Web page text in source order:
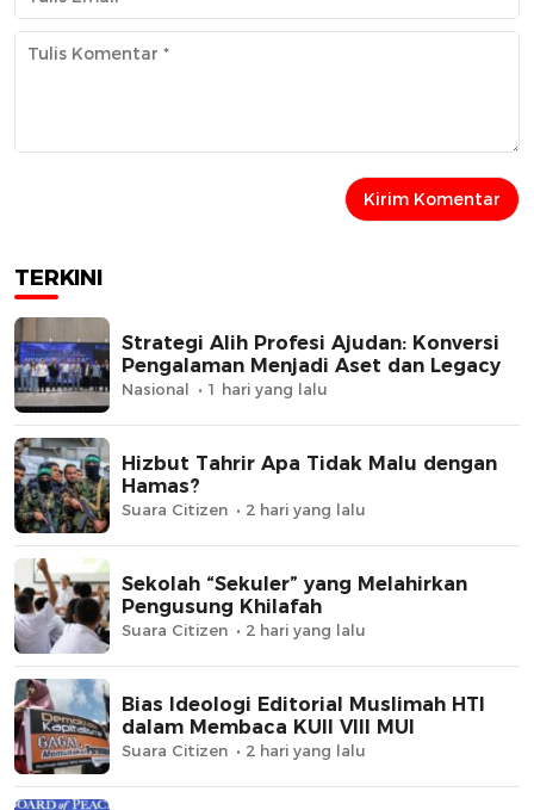
TERKINI
Strategi Alih Profesi Ajudan: Konversi
Pengalaman Menjadi Aset dan Legacy
Nasional 1 hari yang lalu
Hizbut Tahrir Apa Tidak Malu dengan
Hamas?
Suara Citizen 2 hari yang lalu
Sekolah “Sekuler” yang Melahirkan
Pengusung Khilafah
Suara Citizen 2 hari yang lalu
Bias Ideologi Editorial Muslimah HTI
dalam Membaca KUII VIII MUI
Suara Citizen 2 hari yang lalu